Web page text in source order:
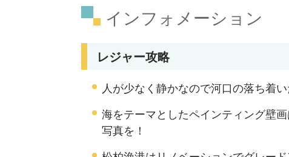
インフォメーション
レジャー攻略
人が少なく静かなので河口の落ち着
海をテーマとしたペインティング壁
写真を！